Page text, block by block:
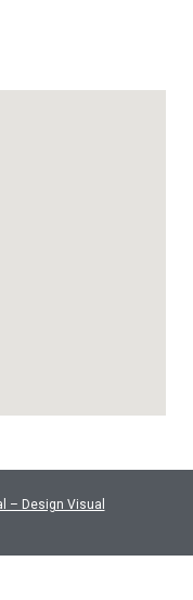
– Design Visual